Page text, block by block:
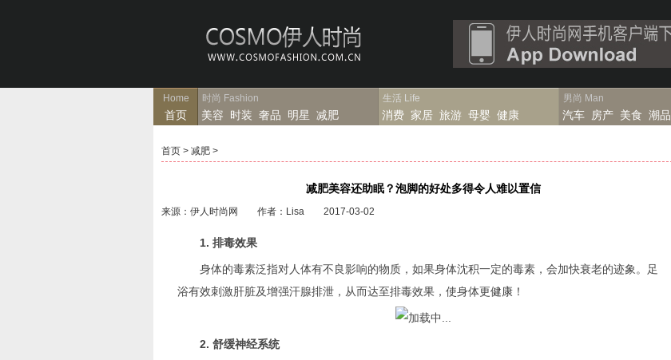
Home
首页
时尚 Fashion
美容 时装 奢品 明星 减肥
生活 Life
消费 家居 旅游 母婴 健康
男尚 Man
汽车 房产 美食 潮品
首页 > 减肥 >
减肥美容还助眠？泡脚的好处多得令人难以置信
来源：伊人时尚网 作者：Lisa 2017-03-02
1. 排毒效果
身体的毒素泛指对人体有不良影响的物质，如果身体沈积一定的毒素，会加快衰老的迹象。足
浴有效刺激肝脏及增强汗腺排泄，从而达至排毒效果，使身体更健康 ！
2. 舒缓神经系统